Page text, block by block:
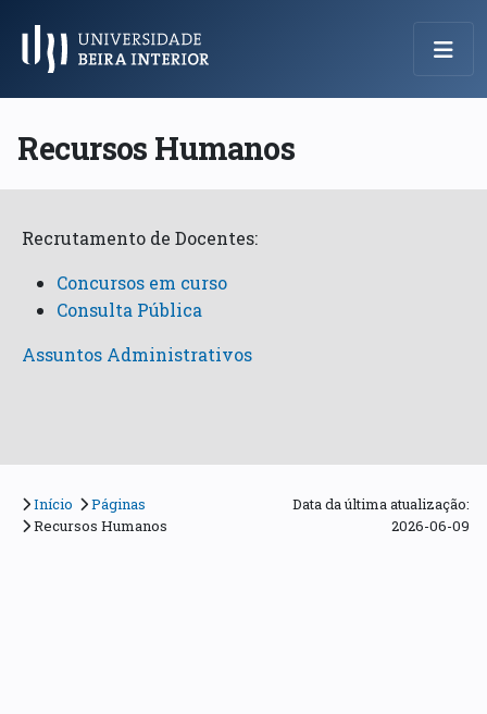
Menu Principal
Recursos Humanos
Recrutamento de Docentes:
Concursos em curso
Consulta Pública
Assuntos Administrativos
Início
Páginas
Recursos Humanos
Data da última atualização:
2026-06-09